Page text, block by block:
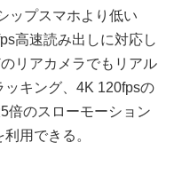
ップスマホより低い
高速読み出しに対応し
リアカメラでもリアル
ッキング、4K 120fpsの
倍のスローモーション
用できる。